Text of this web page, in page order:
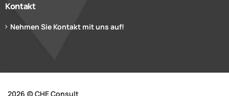
Kontakt
Nehmen Sie Kontakt mit uns auf!
2026 (c) CHE Consult